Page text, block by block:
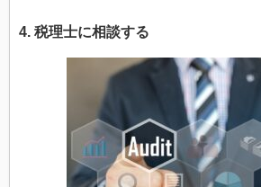
4. 税理士に相談する